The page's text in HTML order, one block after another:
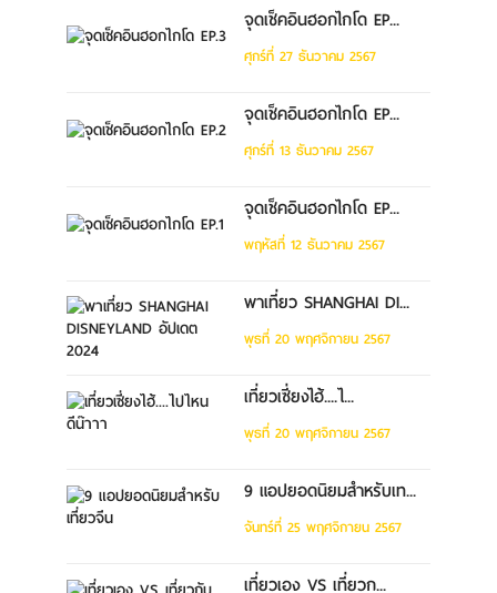
จุดเช็คอินฮอกไกโด EP...
ศุกร์ที่ 27 ธันวาคม 2567
จุดเช็คอินฮอกไกโด EP...
ศุกร์ที่ 13 ธันวาคม 2567
จุดเช็คอินฮอกไกโด EP...
พฤหัสที่ 12 ธันวาคม 2567
พาเที่ยว SHANGHAI DI...
พุธที่ 20 พฤศจิกายน 2567
เที่ยวเซี่ยงไฮ้....ไ...
พุธที่ 20 พฤศจิกายน 2567
9 แอปยอดนิยมสำหรับเท...
จันทร์ที่ 25 พฤศจิกายน 2567
เที่ยวเอง VS เที่ยวก...